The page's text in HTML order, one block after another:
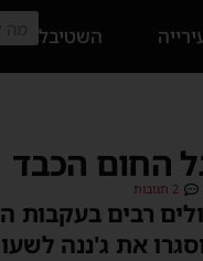
השטיבל
החום הכבד
2 תגובות
רבים
את ג'ננה